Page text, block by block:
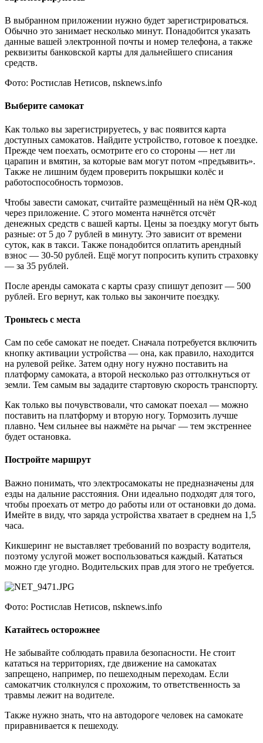
В выбранном приложении нужно будет зарегистрироваться.
Обычно это занимает несколько минут. Понадобится указать
данные вашей электронной почты и номер телефона, а также
реквизиты банковской карты для дальнейшего списания
средств.
Фото: Ростислав Нетисов, nsknews.info
Выберите самокат
Как только вы зарегистрируетесь, у вас появится карта
доступных самокатов. Найдите устройство, готовое к поездке.
Прежде чем поехать, осмотрите его со стороны — нет ли
царапин и вмятин, за которые вам могут потом «предъявить».
Также не лишним будем проверить покрышки колёс и
работоспособность тормозов.
Чтобы завести самокат, считайте размещённый на нём QR-код
через приложение. С этого момента начнётся отсчёт
денежных средств с вашей карты. Цены за поездку могут быть
разные: от 5 до 7 рублей в минуту. Это зависит от времени
суток, как в такси. Также понадобится оплатить арендный
взнос — 30-50 рублей. Ещё могут попросить купить страховку
— за 35 рублей.
После аренды самоката с карты сразу спишут депозит — 500
рублей. Его вернут, как только вы закончите поездку.
Троньтесь с места
Сам по себе самокат не поедет. Сначала потребуется включить
кнопку активации устройства — она, как правило, находится
на рулевой рейке. Затем одну ногу нужно поставить на
платформу самоката, а второй несколько раз оттолкнуться от
земли. Тем самым вы зададите стартовую скорость транспорту.
Как только вы почувствовали, что самокат поехал — можно
поставить на платформу и вторую ногу. Тормозить лучше
плавно. Чем сильнее вы нажмёте на рычаг — тем экстреннее
будет остановка.
Постройте маршрут
Важно понимать, что электросамокаты не предназначены для
езды на дальние расстояния. Они идеально подходят для того,
чтобы проехать от метро до работы или от остановки до дома.
Имейте в виду, что заряда устройства хватает в среднем на 1,5
часа.
Кикшеринг не выставляет требований по возрасту водителя,
поэтому услугой может воспользоваться каждый. Кататься
можно где угодно. Водительских прав для этого не требуется.
Фото: Ростислав Нетисов, nsknews.info
Катайтесь осторожнее
Не забывайте соблюдать правила безопасности. Не стоит
кататься на территориях, где движение на самокатах
запрещено, например, по пешеходным переходам. Если
самокатчик столкнулся с прохожим, то ответственность за
травмы лежит на водителе.
Также нужно знать, что на автодороге человек на самокате
приравнивается к пешеходу.